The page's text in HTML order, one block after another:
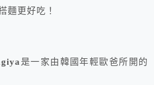
麵更好吃！
是一家由韓國年輕歐爸所開的